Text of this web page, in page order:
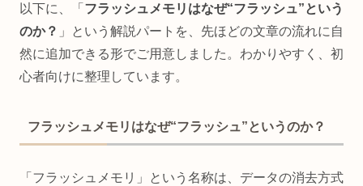
以下に、「 フラッシュメモリはなぜ“フラッシュ”という
のか？ 」という解説パートを、先ほどの文章の流れに自
然に追加できる形でご用意しました。わかりやすく、初
心者向けに整理しています。
フラッシュメモリはなぜ“フラッシュ”というのか？
「フラッシュメモリ」という名称は、データの消去方式